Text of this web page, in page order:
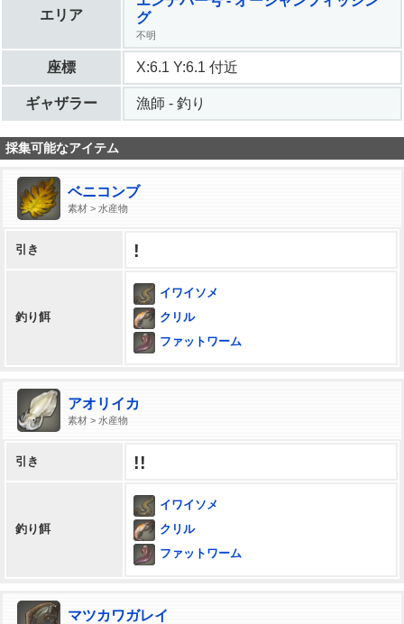
エリア
グ
不明
座標 X:6.1 Y:6.1 付近
ギャザラー 漁師 - 釣り
採集可能なアイテム
ベニコンブ
素材 > 水産物
引き !
釣り餌
イワイソメ
クリル
ファットワーム
アオリイカ
素材 > 水産物
引き !!
釣り餌
イワイソメ
クリル
ファットワーム
マツカワガレイ